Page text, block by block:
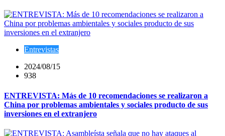
Entrevistas
2024/08/15
938
ENTREVISTA: Más de 10 recomendaciones se realizaron a
China por problemas ambientales y sociales producto de sus
inversiones en el extranjero